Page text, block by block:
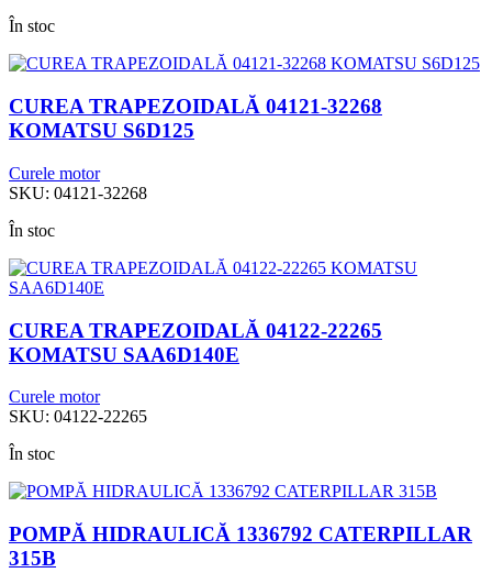
În stoc
CUREA TRAPEZOIDALĂ 04121-32268
KOMATSU S6D125
Curele motor
SKU: 04121-32268
În stoc
CUREA TRAPEZOIDALĂ 04122-22265
KOMATSU SAA6D140E
Curele motor
SKU: 04122-22265
În stoc
POMPĂ HIDRAULICĂ 1336792 CATERPILLAR
315B